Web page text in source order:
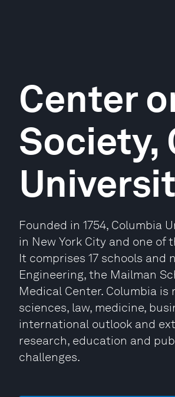
Center
Society,
Founded in 1754, Columbia
in New York City and one of
It comprises 17 schools
Engineering, the Mailman
Medical Center. Columbia
sciences, law, medicine,
international outlook and
research, education and
challenges.